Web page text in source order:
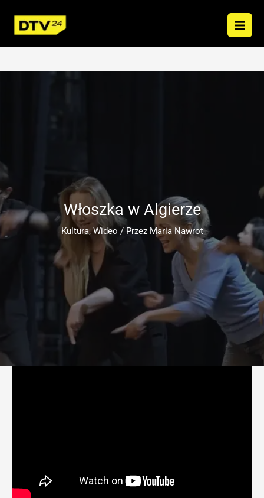
treści
Włoszka w Algierze
Kultura,Wideo / Przez Maria Nawrot